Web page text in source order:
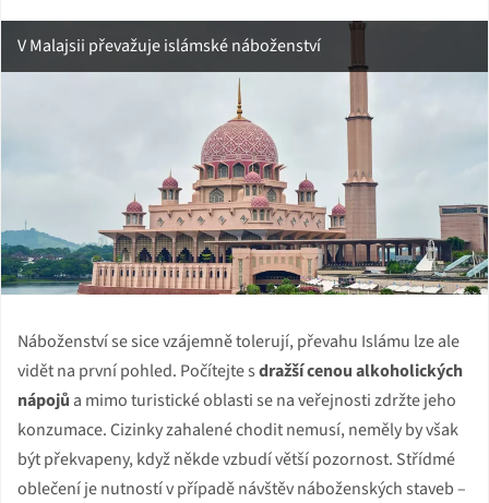
V Malajsii převažuje islámské náboženství
Náboženství se sice vzájemně tolerují, převahu Islámu lze ale
vidět na první pohled. Počítejte sdražší cenou alkoholických
nápojů a mimo turistické oblasti se na veřejnosti zdržte jeho
konzumace. Cizinky zahalené chodit nemusí, neměly by však
být překvapeny, když někde vzbudí větší pozornost. Střídmé
oblečení je nutností v případě návštěv náboženských staveb –